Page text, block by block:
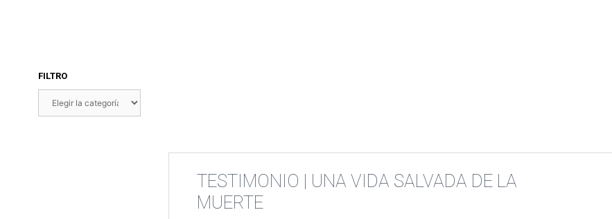
TESTIMONIO | UNA VIDA SALVADA DE LA
MUERTE
FILTRO